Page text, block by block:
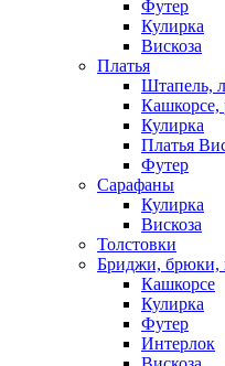
Футер
Кулирка
Вискоза
Платья
Штапель,
Кашкорсе,
Кулирка
Платья
Футер
Сарафаны
Кулирка
Вискоза
Толстовки
Бриджи, брюки,
Кашкорсе
Кулирка
Футер
Интерлок